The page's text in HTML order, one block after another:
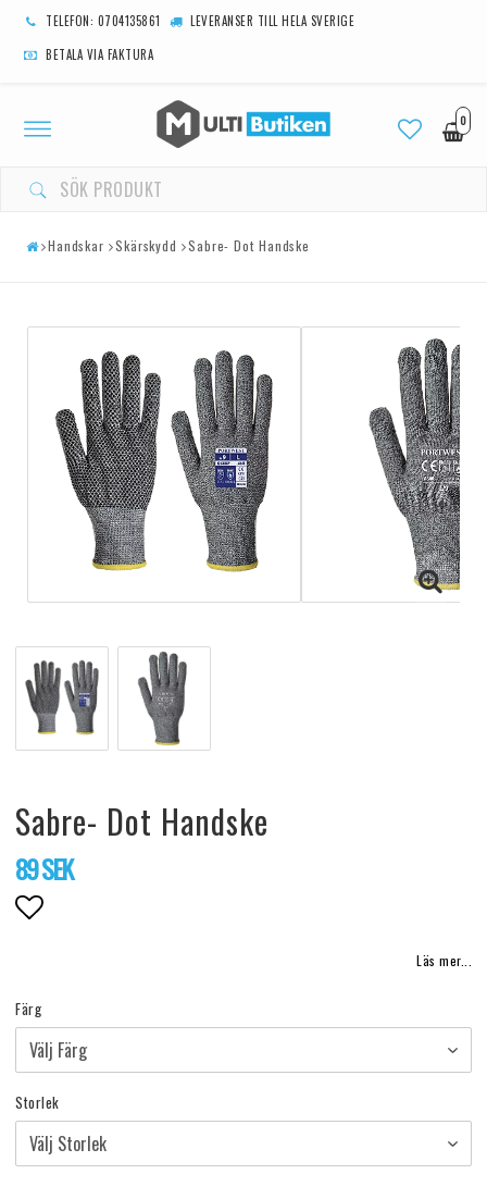
TELEFON: 0704135861
LEVERANSER TILL HELA SVERIGE
BETALA VIA FAKTURA
0
Toggle
Handskar Skärskydd Sabre- Dot Handske
Sabre- Dot Handske
89 SEK
Läs mer...
Färg
Storlek